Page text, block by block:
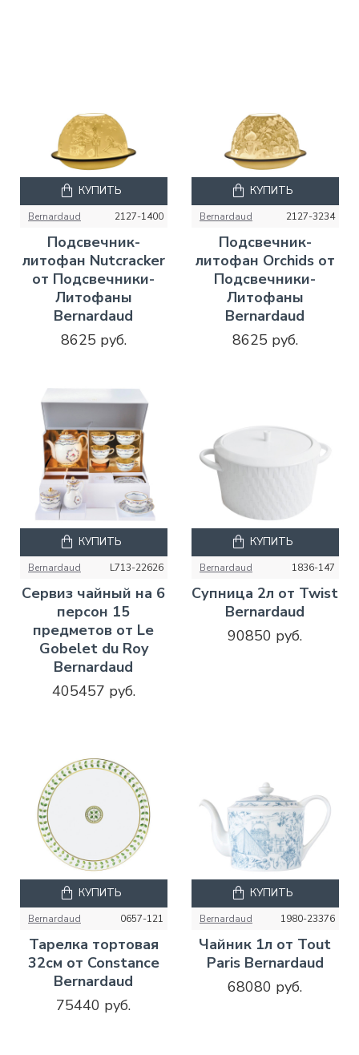
Bernardaud 2127-1400
Подсвечник-
литофан Nutcracker
от Подсвечники-
Литофаны
Bernardaud
8625 руб.
КУПИТЬ
Bernardaud 2127-3234
Подсвечник-
литофан Orchids от
Подсвечники-
Литофаны
Bernardaud
8625 руб.
КУПИТЬ
Bernardaud L713-22626
Сервиз чайный на 6
персон 15
предметов от Le
Gobelet du Roy
Bernardaud
405457 руб.
КУПИТЬ
Bernardaud 1836-147
Супница 2л от Twist
Bernardaud
90850 руб.
КУПИТЬ
Bernardaud 0657-121
Тарелка тортовая
32см от Constance
Bernardaud
75440 руб.
КУПИТЬ
Bernardaud 1980-23376
Чайник 1л от Tout
Paris Bernardaud
68080 руб.
КУПИТЬ